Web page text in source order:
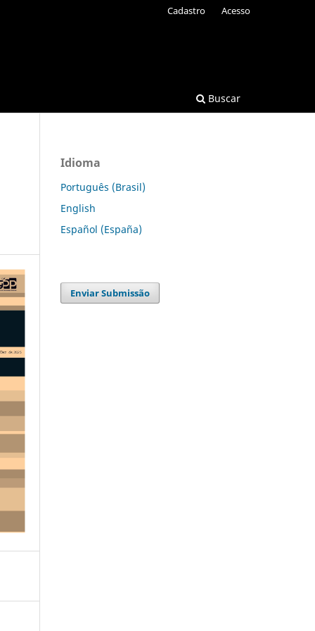
Buscar
Cadastro Acesso
Idioma
Português (Brasil)
English
Español (España)
Enviar Submissão